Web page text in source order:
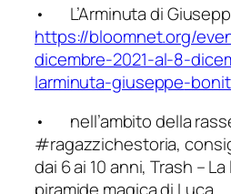
• L’Arminuta di
https://bloomnet.org/
dicembre-2021-al-8-di
larminuta-giuseppe-
• nell’ambito della
#ragazzichestoria,
dai 6 ai 10 anni, Trash –